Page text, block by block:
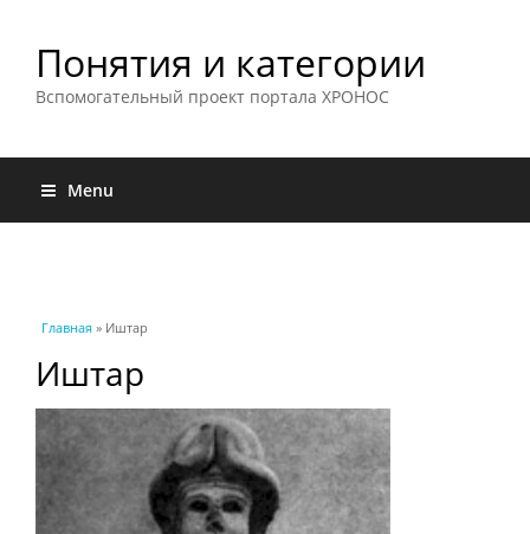
Понятия и категории
Вспомогательный проект портала ХРОНОС
Menu
Вы здесь
Главная » Иштар
Иштар